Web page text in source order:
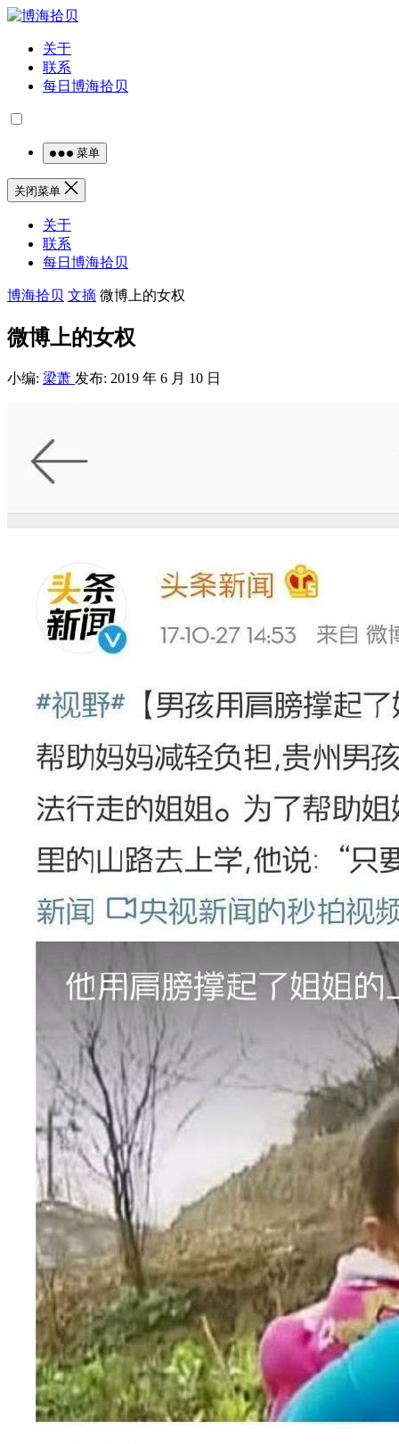
关于
联系
每日博海拾贝
菜单
关闭菜单
关于
联系
每日博海拾贝
博海拾贝 文摘 微博上的女权
微博上的女权
小编: 梁萧 发布: 2019 年 6 月 10 日